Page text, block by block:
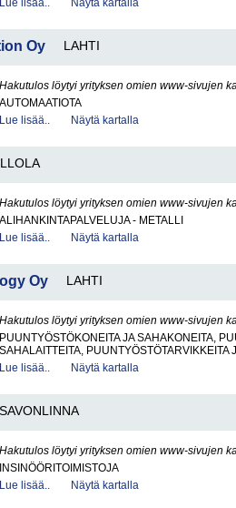
Lue lisää..
Näytä kartalla
Oy LAHTI
Hakutulos löytyi yrityksen omien www-sivujen
AUTOMAATIOTA
Lue lisää..
Näytä kartalla
Hakutulos löytyi yrityksen omien www-sivujen
ALIHANKINTAPALVELUJA - METALLI
Lue lisää..
Näytä kartalla
Oy LAHTI
Hakutulos löytyi yrityksen omien www-sivujen
PUUNTYÖSTÖKONEITA JA SAHAKONEITA,
SAHALAITTEITA, PUUNTYÖSTÖTARVIKKEITA
Lue lisää..
Näytä kartalla
SAVONLINNA
Hakutulos löytyi yrityksen omien www-sivujen
INSINÖÖRITOIMISTOJA
Lue lisää..
Näytä kartalla